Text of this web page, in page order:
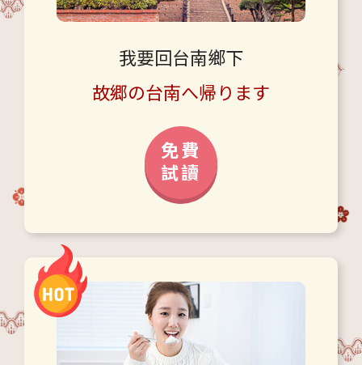
我要回台南鄉下
故郷の台南へ帰ります
免費
試讀